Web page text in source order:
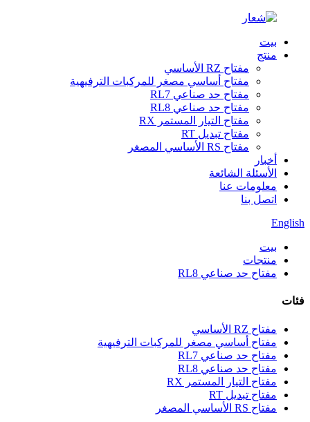
بيت
منتج
مفتاح RZ الأساسي
مفتاح أساسي مصغر للمركبات الترفيهية
مفتاح حد صناعي RL7
مفتاح حد صناعي RL8
مفتاح التيار المستمر RX
مفتاح تبديل RT
مفتاح RS الأساسي المصغر
أخبار
الأسئلة الشائعة
معلومات عنا
اتصل بنا
English
بيت
منتجات
مفتاح حد صناعي RL8
فئات
مفتاح RZ الأساسي
مفتاح أساسي مصغر للمركبات الترفيهية
مفتاح حد صناعي RL7
مفتاح حد صناعي RL8
مفتاح التيار المستمر RX
مفتاح تبديل RT
مفتاح RS الأساسي المصغر